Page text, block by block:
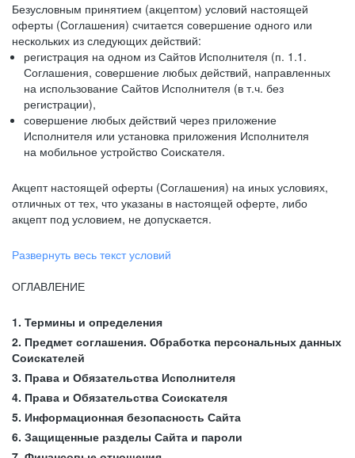
Безусловным принятием (акцептом) условий настоящей
оферты (Соглашения) считается совершение одного или
нескольких из следующих действий:
регистрация на одном из Сайтов Исполнителя (п. 1.1.
Соглашения, совершение любых действий, направленных
на использование Сайтов Исполнителя (в т.ч. без
регистрации),
совершение любых действий через приложение
Исполнителя или установка приложения Исполнителя
на мобильное устройство Соискателя.
Акцепт настоящей оферты (Соглашения) на иных условиях,
отличных от тех, что указаны в настоящей оферте, либо
акцепт под условием, не допускается.
Развернуть весь текст условий
ОГЛАВЛЕНИЕ
1. Термины и определения
2. Предмет соглашения. Обработка персональных данных
Соискателей
3. Права и Обязательства Исполнителя
4. Права и Обязательства Соискателя
5. Информационная безопасность Сайта
6. Защищенные разделы Сайта и пароли